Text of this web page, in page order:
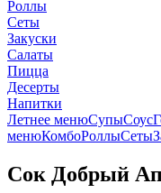
Роллы
Сеты
Закуски
Салаты
Пицца
Десерты
Напитки
Летнее менюСупыСоус
менюКомбоРоллыСеты
Сок Добрый